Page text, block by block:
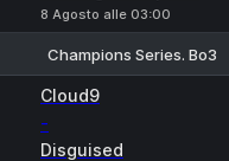
8 Agosto alle 03:00
Champions Series. Bo3
Cloud9
-
Disguised